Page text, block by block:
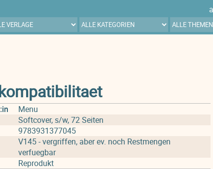
Menu
Softcover, s/w, 72 Seiten
9783931377045
V145 - vergriffen, aber ev. noch Restmengen
verfuegbar
Reprodukt